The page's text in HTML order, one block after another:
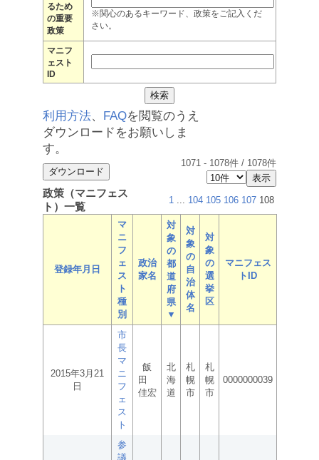
るため
の重要
政策
※関心のあるキーワード、政策をご記入くだ
さい。
マニフ
ェスト
ID
利用方法、 FAQを閲覧のうえ
ダウンロードをお願いしま
す。
1071 - 1078件 / 1078件
政策（マニフェス
ト）一覧
1 ... 104 105 106 107 108
登録年月日
マ
ニ
フ
ェ
ス
ト
種
別
政治
家名
対
象
の
都
道
府
県
▼
対
象
の
自
治
体
名
対
象
の
選
挙
区
マニフェス
トID
2015年3月21
日
市
長
マ
ニ
フ
ェ
ス
ト
飯
田
佳宏
北
海
道
札
幌
市
札
幌
市
0000000039
参
議